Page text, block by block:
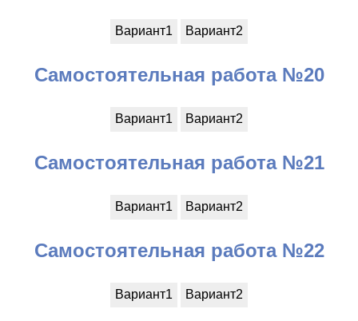
Вариант1 Вариант2
Самостоятельная работа №20
Вариант1 Вариант2
Самостоятельная работа №21
Вариант1 Вариант2
Самостоятельная работа №22
Вариант1 Вариант2